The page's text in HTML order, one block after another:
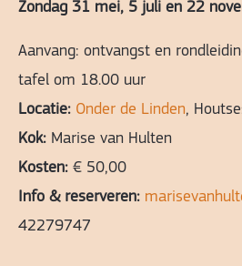
Zondag 31 mei, 5 juli en 22
Aanvang: ontvangst en
tafel om 18.00 uur
Locatie: Onder de Linden,
Kok: Marise van Hulten
Kosten: € 50,00
Info & reserveren:
42279747